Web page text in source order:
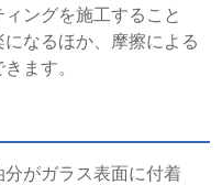
ングを施工すること
なるほか、摩擦による
ます。
がガラス表面に付着